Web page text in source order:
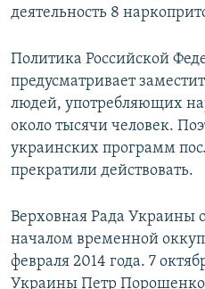
деятельность 8
Политика Российской
предусматривает
людей, употребляющих
около тысячи человек.
украинских программ
прекратили действовать.
Верховная Рада Украины
началом временной
февраля 2014 года. 7
Украины Петр Порошенко